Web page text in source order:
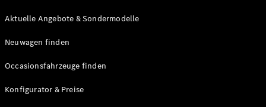
Fortschrittliche
Aktuelle Angebote & Sondermodelle
Neuwagen finden
Occasionsfahrzeuge finden
Konfigurator & Preise